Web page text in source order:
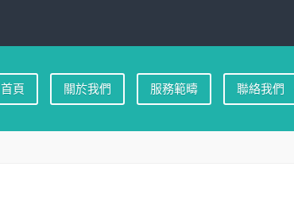
首頁 關於我們 服務範疇 聯絡我們